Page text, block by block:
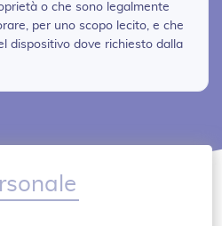
o che sono legalmente
per uno scopo lecito, e che
dispositivo dove richiesto dalla